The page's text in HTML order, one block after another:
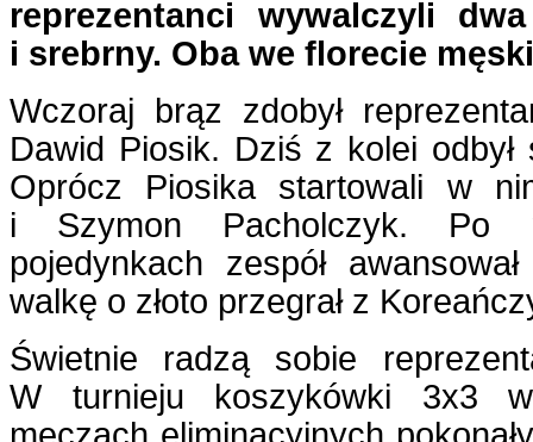
reprezentanci wywalczyli
i srebrny. Oba we florecie
Wczoraj brąz zdobył
Dawid Piosik. Dziś z kolei odbył
Oprócz Piosika startowali w
i Szymon Pacholczyk. Po
pojedynkach zespół
walkę o złoto przegrał z
Świetnie radzą sobie
W turnieju koszykówki 3x3